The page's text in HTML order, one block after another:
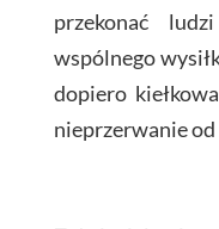
przekonać
wspólnego
dopiero
nieprzerwanie od